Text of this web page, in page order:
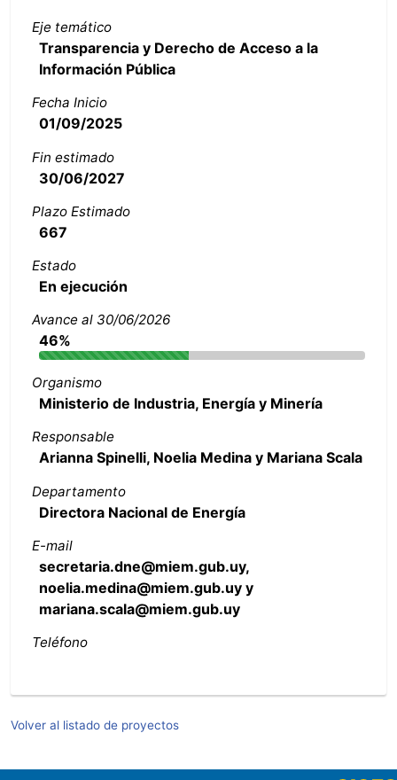
Eje temático
Transparencia y Derecho de Acceso a la
Información Pública
Fecha Inicio
01/09/2025
Fin estimado
30/06/2027
Plazo Estimado
667
Estado
En ejecución
Avance al 30/06/2026
46%
Organismo
Ministerio de Industria, Energía y Minería
Responsable
Arianna Spinelli, Noelia Medina y Mariana Scala
Departamento
Directora Nacional de Energía
E-mail
secretaria.dne@miem.gub.uy,
noelia.medina@miem.gub.uy y
mariana.scala@miem.gub.uy
Teléfono
Volver al listado de proyectos